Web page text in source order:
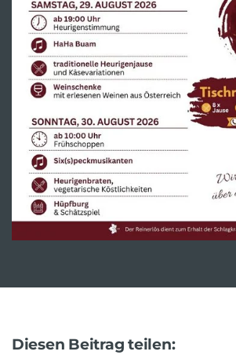
Diesen Beitrag teilen: